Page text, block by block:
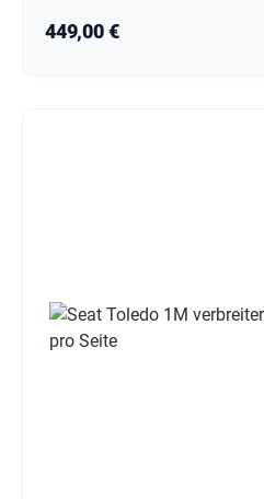
Regulärer Preis:
449,00 €